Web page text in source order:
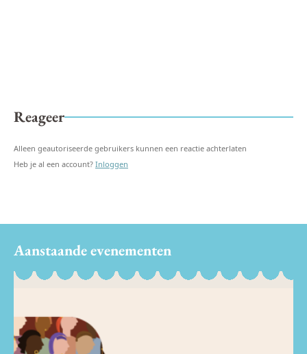
Reageer
Alleen geautoriseerde gebruikers kunnen een reactie achterlaten
Heb je al een account? Inloggen
Aanstaande evenementen